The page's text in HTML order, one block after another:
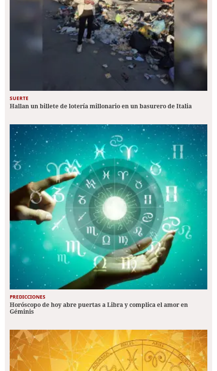
SUERTE
Hallan un billete de lotería millonario en un basurero de Italia
PREDICCIONES
Horóscopo de hoy abre puertas a Libra y complica el amor en
Géminis